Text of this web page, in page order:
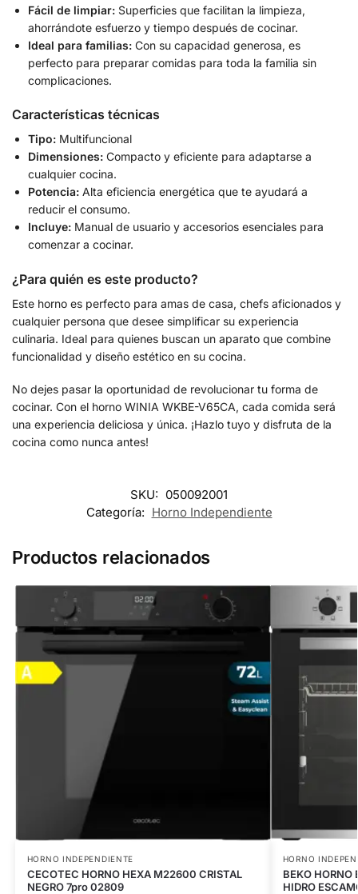
Fácil de limpiar: Superficies que facilitan la limpieza,
ahorrándote esfuerzo y tiempo después de cocinar.
Ideal para familias: Con su capacidad generosa, es
perfecto para preparar comidas para toda la familia sin
complicaciones.
Características técnicas
Tipo: Multifuncional
Dimensiones: Compacto y eficiente para adaptarse a
cualquier cocina.
Potencia: Alta eficiencia energética que te ayudará a
reducir el consumo.
Incluye: Manual de usuario y accesorios esenciales para
comenzar a cocinar.
¿Para quién es este producto?
Este horno es perfecto para amas de casa, chefs aficionados y
cualquier persona que desee simplificar su experiencia
culinaria. Ideal para quienes buscan un aparato que combine
funcionalidad y diseño estético en su cocina.
No dejes pasar la oportunidad de revolucionar tu forma de
cocinar. Con el horno WINIA WKBE-V65CA, cada comida será
una experiencia deliciosa y única. ¡Hazlo tuyo y disfruta de la
cocina como nunca antes!
SKU: 050092001
Categoría: Horno Independiente
Productos relacionados
HORNO INDEPENDIENTE
CECOTEC HORNO HEXA M22600 CRISTAL
NEGRO 7pro 02809
HORNO
BEKO HORNO
HIDRO